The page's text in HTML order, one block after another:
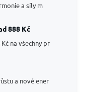
a síly m
888 Kč
na všechny pr
a nové ener